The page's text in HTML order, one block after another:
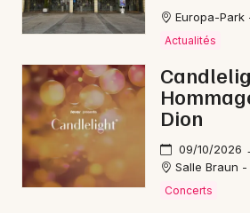
Electro en Moselle
Electro dans le Grand Est
Europa-Park
Actualités
Dion
09/10/2026
Salle Braun -
Concerts